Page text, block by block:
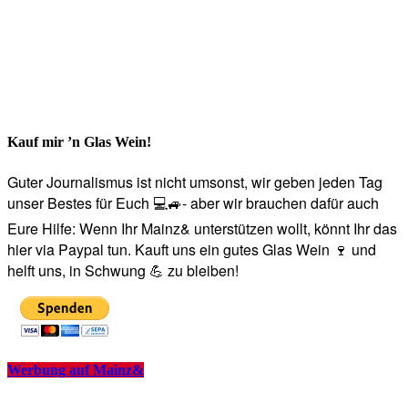
Kauf mir ’n Glas Wein!
Guter Journalismus ist nicht umsonst, wir geben jeden Tag
unser Bestes für Euch 💻🚙- aber wir brauchen dafür auch
Eure Hilfe: Wenn Ihr Mainz& unterstützen wollt, könnt Ihr das
hier via Paypal tun. Kauft uns ein gutes Glas Wein 🍷 und
helft uns, in Schwung 💪 zu bleiben!
Werbung auf Mainz&